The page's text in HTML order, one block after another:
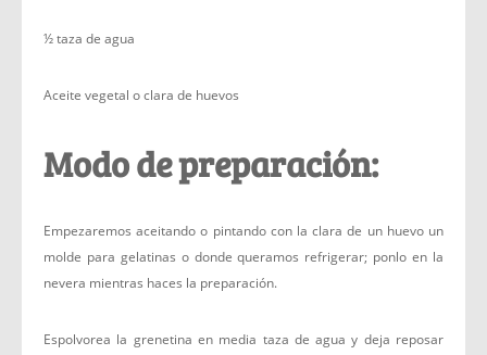
½ taza de agua
Aceite vegetal o clara de huevos
Modo de preparación:
Empezaremos aceitando o pintando con la clara de un huevo un
molde para gelatinas o donde queramos refrigerar; ponlo en la
nevera mientras haces la preparación.
Espolvorea la grenetina en media taza de agua y deja reposar